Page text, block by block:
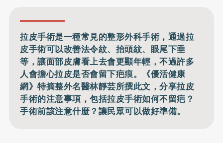
拉皮手術是一種常見的整形外科手術，通過拉
皮手術可以改善法令紋、抬頭紋、眼尾下垂
等，讓面部皮膚看上去會更顯年輕，不過許多
人會擔心拉皮是否會留下疤痕。《優活健康
網》特摘整外名醫林靜芸所撰此文，分享拉皮
手術的注意事項，包括拉皮手術如何不留疤？
手術前該注意什麼？讓民眾可以做好準備。